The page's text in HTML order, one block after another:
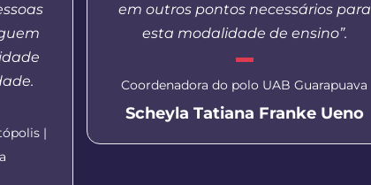
|
em outros pontos necessários para
esta modalidade de ensino”.
Coordenadora do polo UAB Guarapuava
Scheyla Tatiana Franke Ueno